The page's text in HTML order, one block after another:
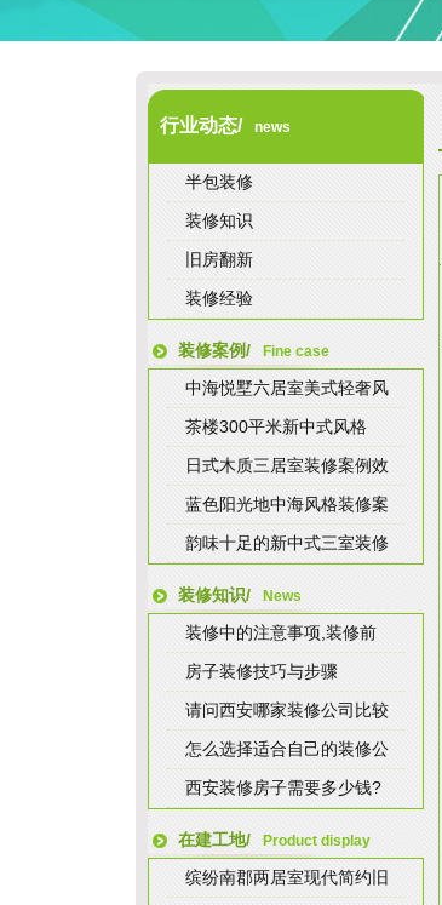
行业动态/ news
半包装修
装修知识
旧房翻新
装修经验
装修案例/ Fine case
中海悦墅六居室美式轻奢风
茶楼300平米新中式风格
日式木质三居室装修案例效
蓝色阳光地中海风格装修案
韵味十足的新中式三室装修
装修知识/ News
装修中的注意事项,装修前
房子装修技巧与步骤
请问西安哪家装修公司比较
怎么选择适合自己的装修公
西安装修房子需要多少钱?
在建工地/ Product display
缤纷南郡两居室现代简约旧